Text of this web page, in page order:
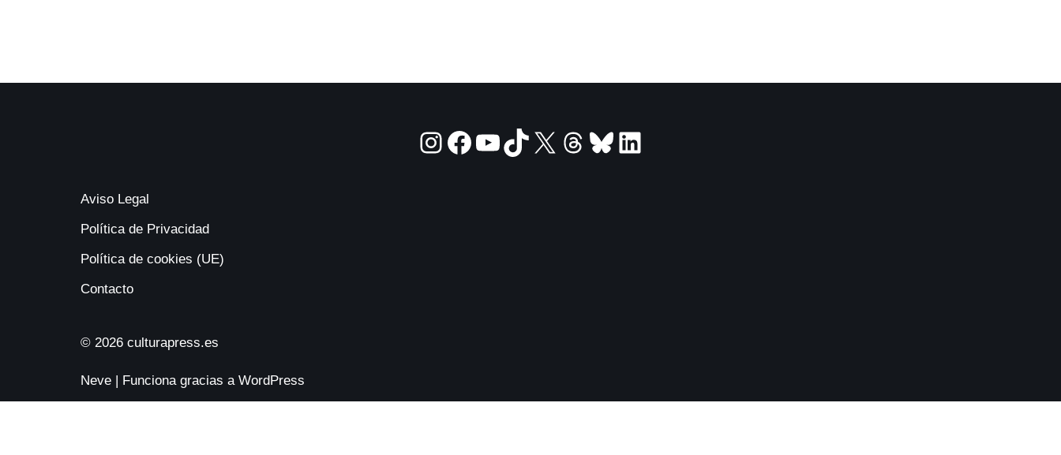
Aviso Legal
Política de Privacidad
Política de cookies (UE)
Contacto
© 2026 culturapress.es
Neve | Funciona gracias a WordPress